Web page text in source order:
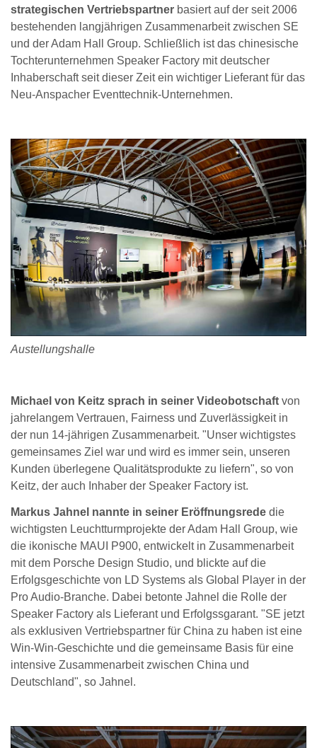
strategischen Vertriebspartner basiert auf der seit 2006
bestehenden langjährigen Zusammenarbeit zwischen SE
und der Adam Hall Group. Schließlich ist das chinesische
Tochterunternehmen Speaker Factory mit deutscher
Inhaberschaft seit dieser Zeit ein wichtiger Lieferant für das
Neu-Anspacher Eventtechnik-Unternehmen.
Austellungshalle
Michael von Keitz sprach in seiner Videobotschaft von
jahrelangem Vertrauen, Fairness und Zuverlässigkeit in
der nun 14-jährigen Zusammenarbeit. "Unser wichtigstes
gemeinsames Ziel war und wird es immer sein, unseren
Kunden überlegene Qualitätsprodukte zu liefern", so von
Keitz, der auch Inhaber der Speaker Factory ist.
Markus Jahnel nannte in seiner Eröffnungsrede die
wichtigsten Leuchtturmprojekte der Adam Hall Group, wie
die ikonische MAUI P900, entwickelt in Zusammenarbeit
mit dem Porsche Design Studio, und blickte auf die
Erfolgsgeschichte von LD Systems als Global Player in der
Pro Audio-Branche. Dabei betonte Jahnel die Rolle der
Speaker Factory als Lieferant und Erfolgssgarant. "SE jetzt
als exklusiven Vertriebspartner für China zu haben ist eine
Win-Win-Geschichte und die gemeinsame Basis für eine
intensive Zusammenarbeit zwischen China und
Deutschland", so Jahnel.